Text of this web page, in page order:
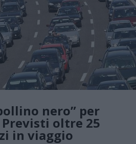
nero” per
Previsti oltre 25
in viaggio